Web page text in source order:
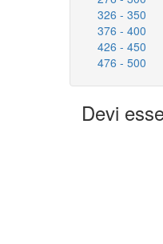
326 - 350
376 - 400
426 - 450
476 - 500
Devi